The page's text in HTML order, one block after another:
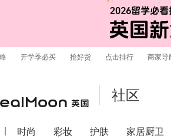
开学季必买 抢好货 点击排行 商家导
社区
时尚 彩妆 护肤 家居厨卫